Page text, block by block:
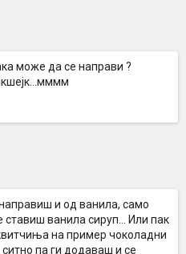
може да се направи ?
и од ванила, само
ванила сируп... Или пак
на пример чоколадни
па ги додаваш и се